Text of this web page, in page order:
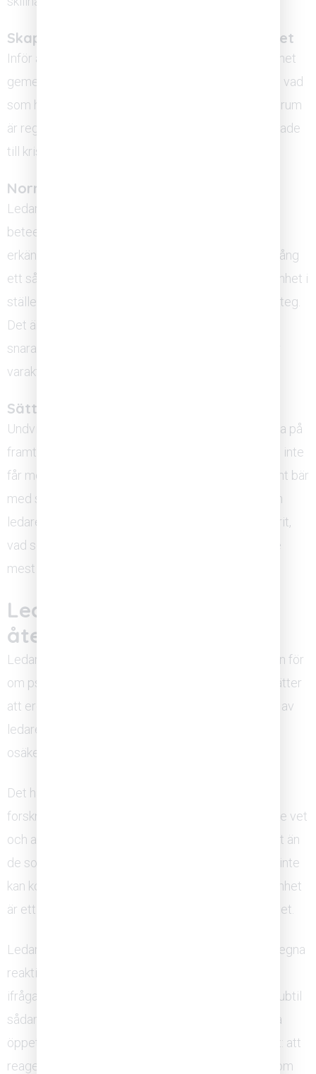
Skapa återkommande forum för ärlighet
Inför återkommande strukturerade samtal där teamet
gemensamt reflekterar över vad som fungerar och vad
som hindrar arbetet. Det avgörande är att dessa forum
är regelbundna och förutsägbara, inte enbart kopplade
till kriser. Förutsägbarhet i sig signalerar trygghet.
Normalisera frågor och misstag
Ledaren behöver aktivt och synligt belöna det
beteende som bygger trygghet: att ställa frågor,
erkänna osäkerhet och lyfta problem tidigt. Varje gång
ett sådant beteende möts med respekt och nyfikenhet i
stället för kritik, stärks normerna i teamet ett litet steg.
Det är just denna träning av vardagliga beteenden,
snarare än enstaka utbildningstillfällen, som skapar
varaktig förändring.
Sätt ord på det som hänt
Undvik frestelsen att snabbt gå vidare och fokusera på
framtiden utan att erkänna det förflutna. Team som inte
får möjlighet att bearbeta en förändring gemensamt bär
med sig obearbetad osäkerhet in i det nya. Att som
ledare öppet sätta ord på vad förändringen inneburit,
vad som var svårt och vad man lärt sig, är ett av de
mest effektiva sätten att återupprätta tillit.
Ledarens avgörande roll i
återhämtningsprocessen
Ledarens beteende är den enskilt viktigaste faktorn för
om psykologisk trygghet återuppbyggs eller fortsätter
att erodera efter en förändring. Medarbetare läser av
ledarens signaler minutiöst, särskilt i perioder av
osäkerhet.
Det handlar inte om att ha alla svar. Tvärtom visar
forskning att ledare som öppet erkänner vad de inte vet
och aktivt bjuder in till dialog skapar tryggare klimat än
de som kommunicerar med säkerhet om saker de inte
kan kontrollera. Att modellera sårbarhet och nyfikenhet
är ett ledarskap i handling, inte ett tecken på svaghet.
Ledaren behöver också vara uppmärksam på sina egna
reaktioner när medarbetare lyfter problem eller
ifrågasätter beslut. En defensiv reaktion, även en subtil
sådan, skickar signalen att det inte är tryggt att tala
öppet. Konsekvens över tid är det som bygger tillit: att
reagera på samma sätt vid det tjugonde tillfället som